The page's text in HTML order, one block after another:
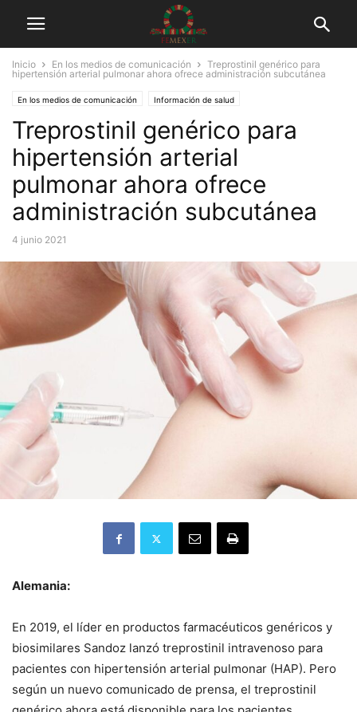
Inicio En los medios de comunicación
Treprostinil genérico para
hipertensión arterial pulmonar ahora ofrece administración subcutánea
En los medios de comunicación Información de salud
Treprostinil genérico para
hipertensión arterial
pulmonar ahora ofrece
administración subcutánea
4 junio 2021
Alemania:
En 2019, el líder en productos farmacéuticos genéricos y
biosimilares Sandoz lanzó treprostinil intravenoso para
pacientes con hipertensión arterial pulmonar (HAP). Pero
según un nuevo comunicado de prensa, el treprostinil